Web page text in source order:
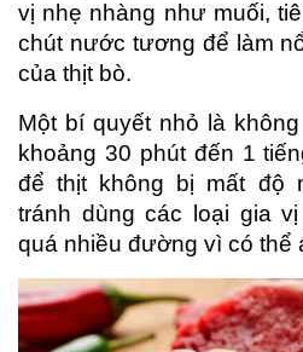
vị nhẹ nhàng như muối,
chút nước tương để làm
của thịt bò.
Một bí quyết nhỏ là
khoảng 30 phút đến 1
để thịt không bị mất độ
tránh dùng các loại gia
quá nhiều đường vì có thể